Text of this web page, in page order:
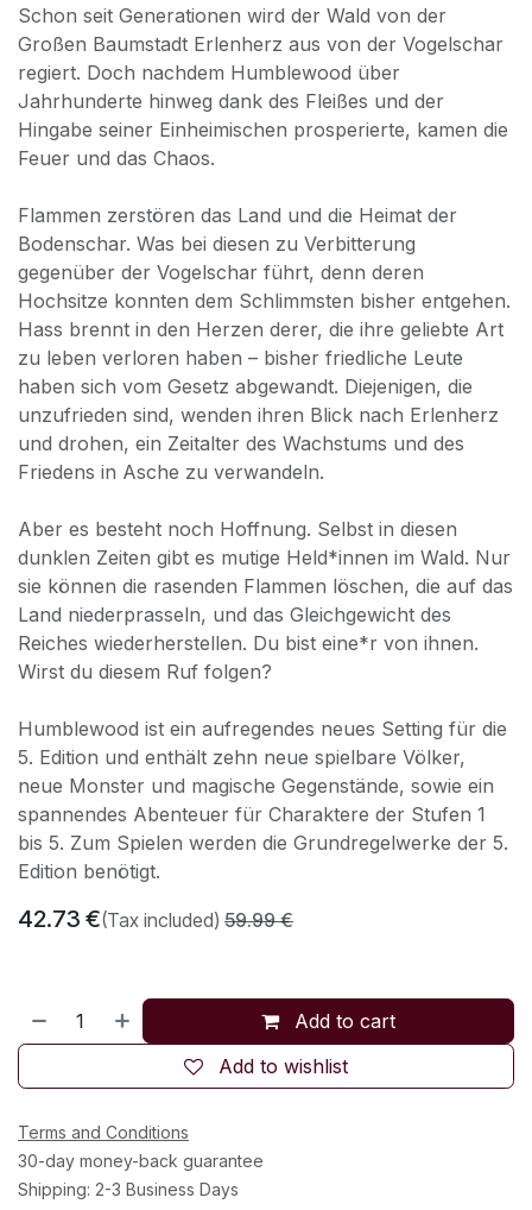
Schon seit Generationen wird der Wald von der
Großen Baumstadt Erlenherz aus von der Vogelschar
regiert. Doch nachdem Humblewood über
Jahrhunderte hinweg dank des Fleißes und der
Hingabe seiner Einheimischen prosperierte, kamen die
Feuer und das Chaos.
Flammen zerstören das Land und die Heimat der
Bodenschar. Was bei diesen zu Verbitterung
gegenüber der Vogelschar führt, denn deren
Hochsitze konnten dem Schlimmsten bisher entgehen.
Hass brennt in den Herzen derer, die ihre geliebte Art
zu leben verloren haben – bisher friedliche Leute
haben sich vom Gesetz abgewandt. Diejenigen, die
unzufrieden sind, wenden ihren Blick nach Erlenherz
und drohen, ein Zeitalter des Wachstums und des
Friedens in Asche zu verwandeln.
Aber es besteht noch Hoffnung. Selbst in diesen
dunklen Zeiten gibt es mutige Held*innen im Wald. Nur
sie können die rasenden Flammen löschen, die auf das
Land niederprasseln, und das Gleichgewicht des
Reiches wiederherstellen. Du bist eine*r von ihnen.
Wirst du diesem Ruf folgen?
Humblewood ist ein aufregendes neues Setting für die
5. Edition und enthält zehn neue spielbare Völker,
neue Monster und magische Gegenstände, sowie ein
spannendes Abenteuer für Charaktere der Stufen 1
bis 5. Zum Spielen werden die Grundregelwerke der 5.
Edition benötigt.
42.73 €(Tax included) 59.99€
Add to cart
Add to wishlist
Terms and Conditions
30-day money-back guarantee
Shipping: 2-3 Business Days